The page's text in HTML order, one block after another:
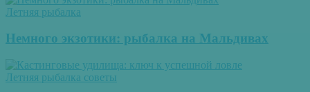
Летняя рыбалка
Немного экзотики: рыбалка на Мальдивах
Летняя рыбалка советы